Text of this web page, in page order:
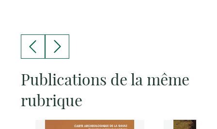
Publications de la même
rubrique